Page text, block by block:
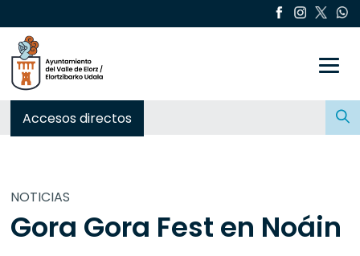
Accesos directos
Buscar:
NOTICIAS
Gora Gora Fest en Noáin